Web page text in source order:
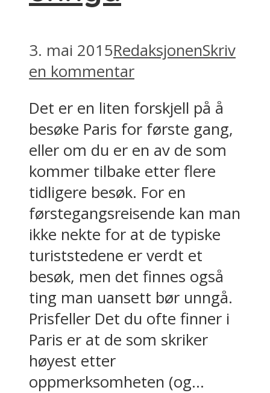
3. mai 2015RedaksjonenSkriv
en kommentar
Det er en liten forskjell på å
besøke Paris for første gang,
eller om du er en av de som
kommer tilbake etter flere
tidligere besøk. For en
førstegangsreisende kan man
ikke nekte for at de typiske
turiststedene er verdt et
besøk, men det finnes også
ting man uansett bør unngå.
Prisfeller Det du ofte finner i
Paris er at de som skriker
høyest etter
oppmerksomheten (og...